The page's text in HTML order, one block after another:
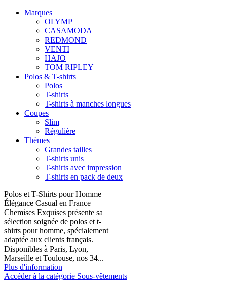
Marques
OLYMP
CASAMODA
REDMOND
VENTI
HAJO
TOM RIPLEY
Polos & T-shirts
Polos
T-shirts
T-shirts à manches longues
Coupes
Slim
Régulière
Thèmes
Grandes tailles
T-shirts unis
T-shirts avec impression
T-shirts en pack de deux
Polos et T-Shirts pour Homme |
Élégance Casual en France
Chemises Exquises présente sa
sélection soignée de polos et t-
shirts pour homme, spécialement
adaptée aux clients français.
Disponibles à Paris, Lyon,
Marseille et Toulouse, nos 34...
Plus d'information
Accéder à la catégorie Sous-vêtements